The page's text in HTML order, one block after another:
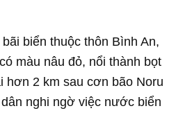
biển thuộc thôn Bình An,
màu nâu đỏ, nổi thành bọt
hơn 2 km sau cơn bão Noru
nghi ngờ việc nước biển